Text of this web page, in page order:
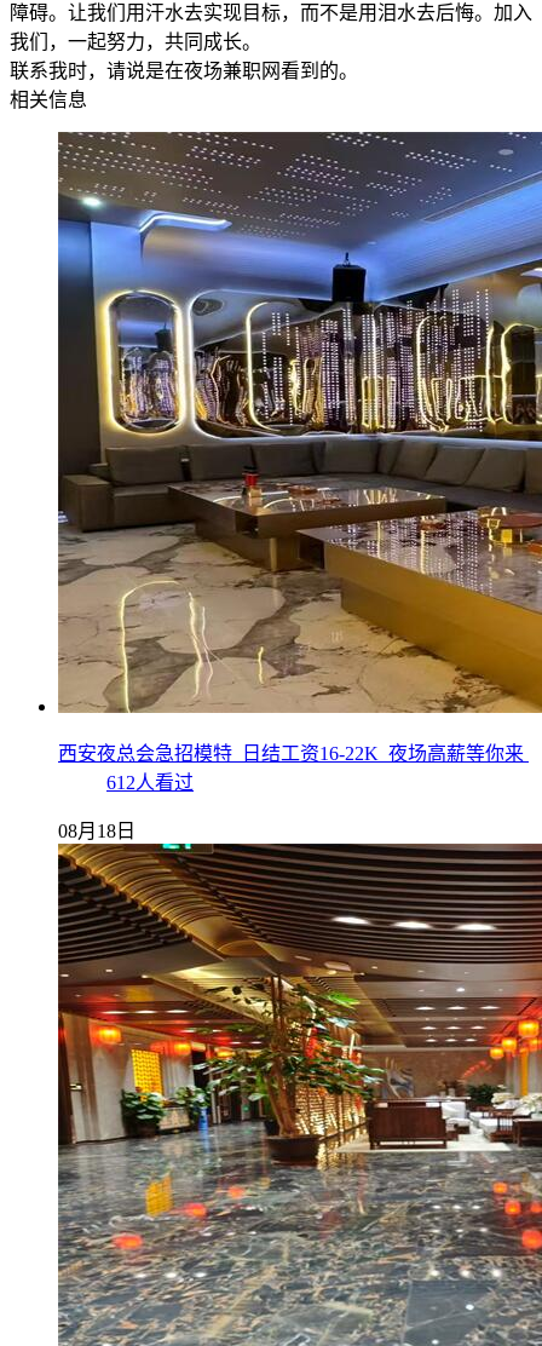
障碍。让我们用汗水去实现目标，而不是用泪水去后悔。加入
我们，一起努力，共同成长。
联系我时，请说是在夜场兼职网看到的。
相关信息
西安夜总会急招模特_日结工资16-22K_夜场高薪等你来
612人看过
08月18日